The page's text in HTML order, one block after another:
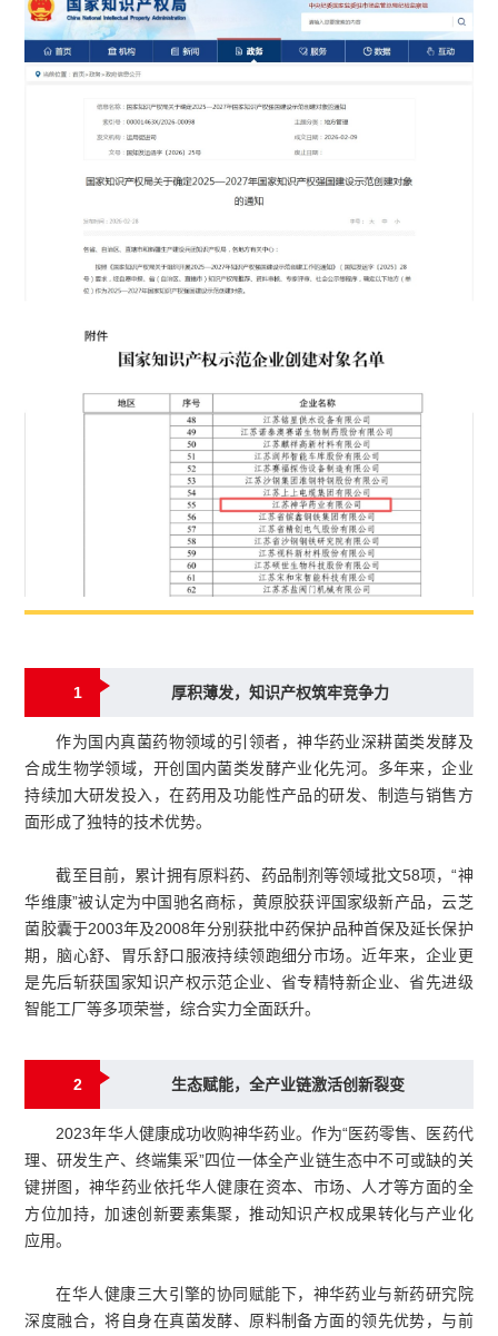
1 厚积薄发，知识产权筑牢竞争力
作为国内真菌药物领域的引领者，神华药业深耕菌类发酵及
合成生物学领域，开创国内菌类发酵产业化先河。多年来，企业
持续加大研发投入，在药用及功能性产品的研发、制造与销售方
面形成了独特的技术优势。
截至目前，累计拥有原料药、药品制剂等领域批文58项，“神
华维康”被认定为中国驰名商标，黄原胶获评国家级新产品，云芝
菌胶囊于2003年及2008年分别获批中药保护品种首保及延长保护
期，脑心舒、胃乐舒口服液持续领跑细分市场。近年来，企业更
是先后斩获国家知识产权示范企业、省专精特新企业、省先进级
智能工厂等多项荣誉，综合实力全面跃升。
2 生态赋能，全产业链激活创新裂变
2023年华人健康成功收购神华药业。作为“医药零售、医药代
理、研发生产、终端集采”四位一体全产业链生态中不可或缺的关
键拼图，神华药业依托华人健康在资本、市场、人才等方面的全
方位加持，加速创新要素集聚，推动知识产权成果转化与产业化
应用。
在华人健康三大引擎的协同赋能下，神华药业与新药研究院
深度融合，将自身在真菌发酵、原料制备方面的领先优势，与前